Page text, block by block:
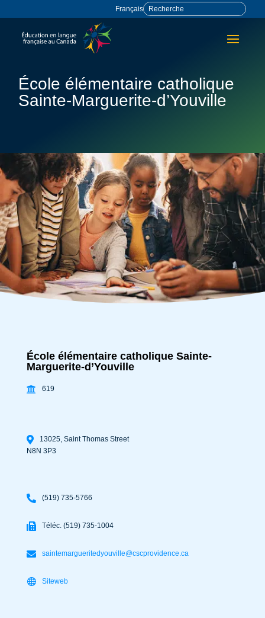
Français
École élémentaire catholique
Sainte-Marguerite-d’Youville
École élémentaire catholique Sainte-
Marguerite-d’Youville
619
13025, Saint Thomas Street
N8N 3P3
(519) 735-5766
Téléc. (519) 735-1004
saintemargueritedyouville@cscprovidence.ca
Siteweb